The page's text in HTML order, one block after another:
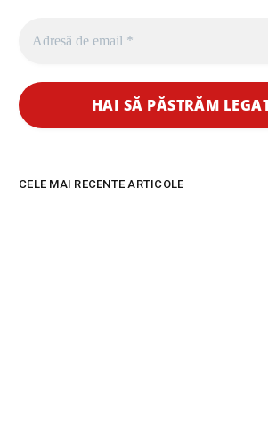
CELE MAI RECENTE ARTICOLE